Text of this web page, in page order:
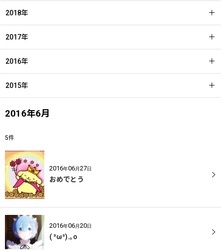
2016年6月
5件
2016年06月27日
おめでとう
2016年06月20日
( ³ω³).｡o
2018年
2017年
2016年
2015年